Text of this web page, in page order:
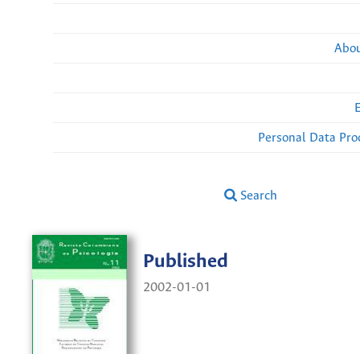
Personal Data
Search
Published
2002-01-01